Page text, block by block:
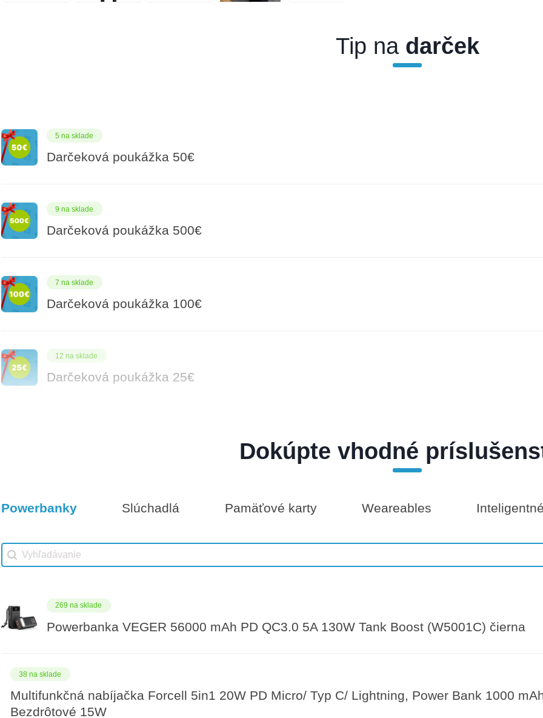
Tip nadarček
5 na sklade
Darčeková poukážka 50€
9 na sklade
Darčeková poukážka 500€
7 na sklade
Darčeková poukážka 100€
12 na sklade
Darčeková poukážka 25€
14 na sklade
Dokúpte vhodné
Vhodné príslušenstvo
Powerbanky Slúchadlá Pamäťové karty Weareables
Vhodné príslušenstvo search
Search content
269 na sklade
Powerbanka VEGER 56000 mAh PD QC3.0 5A 130W Tank Boost (W5001C) čierna
38 na sklade
Multifunkčná nabíjačka Forcell 5in1 20W PD Micro/ Typ C/ Lightning, Power Bank 1000
Bezdrôtové 15W